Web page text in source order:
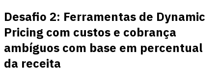
Desafio 2: Ferramentas de Dynamic
Pricing com custos e cobrança
ambíguos com base em percentual
da receita